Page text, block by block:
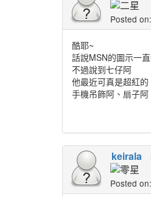
Posted
酷耶~
話說MSN的圖示一
不過說到七仔阿
他最近可真是超紅
手機吊飾阿、扇子
keirala
Posted